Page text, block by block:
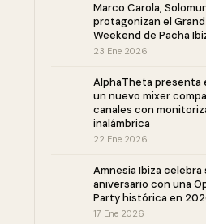
Marco Carola,
protagonizan el
Weekend de Pacha
23 Ene 2026
AlphaTheta presenta
un nuevo mixer
canales con
inalámbrica
22 Ene 2026
Amnesia Ibiza celebra
aniversario con una
Party histórica en
17 Ene 2026